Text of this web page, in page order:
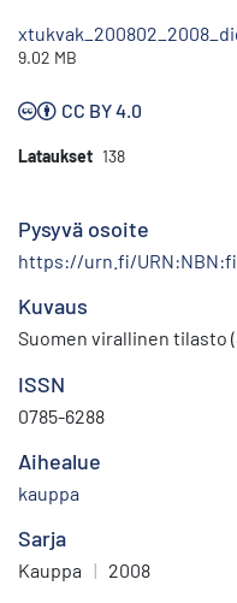
9.02 MB
CC BY 4.0
Lataukset 138
Pysyvä osoite
https://urn.fi/URN:NBN:fi-
Kuvaus
Suomen virallinen tilasto
ISSN
0785-6288
Aihealue
kauppa
Sarja
Kauppa | 2008